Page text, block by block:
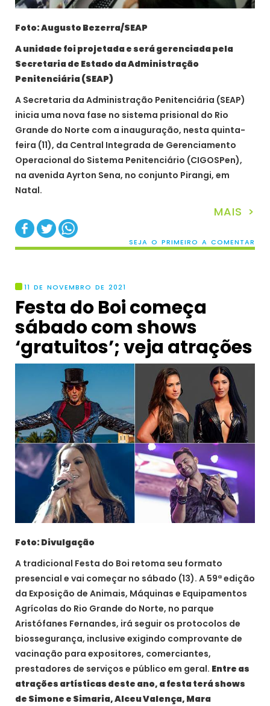
Foto: Augusto Bezerra/SEAP
A unidade foi projetada e será gerenciada pela
Secretaria de Estado da Administração
Penitenciária (SEAP)
A Secretaria da Administração Penitenciária (SEAP)
inicia uma nova fase no sistema prisional do Rio
Grande do Norte com a inauguração, nesta quinta-
feira (11), da Central Integrada de Gerenciamento
Operacional do Sistema Penitenciário (CIGOSPen),
na avenida Ayrton Sena, no conjunto Pirangi, em
Natal.
MAIS >
SEJA O PRIMEIRO A COMENTAR
11 DE NOVEMBRO DE 2021
Festa do Boi começa
sábado com shows
‘gratuitos’; veja atrações
Foto: Divulgação
A tradicional Festa do Boi retoma seu formato
presencial e vai começar no sábado (13). A 59ª edição
da Exposição de Animais, Máquinas e Equipamentos
Agrícolas do Rio Grande do Norte, no parque
Aristófanes Fernandes, irá seguir os protocolos de
biossegurança, inclusive exigindo comprovante de
vacinação para expositores, comerciantes,
prestadores de serviços e público em geral. Entre as
atrações artísticas deste ano, a festa terá shows
de Simone e Simaria, Alceu Valença, Mara